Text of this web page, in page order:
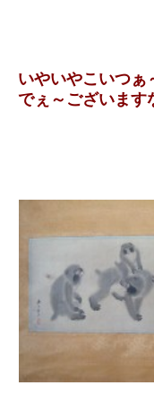
いやいやこいつぁ
でぇ～ございます